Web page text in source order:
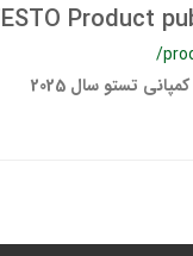
Product
/
تستو سال 2025